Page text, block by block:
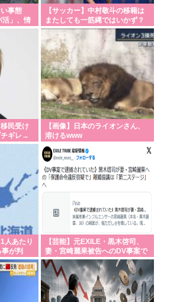
事態
活」、情
【サッカー】中村敬斗の移籍は
またしても一筋縄ではいかず？
スタッド・ランス会長が残留を
示唆「批判を受けることがあっ
たとしても」
移民受け
チギレ→
沈黙w
【画像】日本のライオンさん、
溶けるwww
人あたり
が判
倍も使う
【芸能】元EXILE・黒木啓司、
妻・宮崎麗果被告へのDV事案で
逮捕されていた 宮崎は全身打
撲、頭部裂